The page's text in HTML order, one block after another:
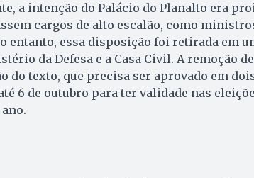
a intenção do Palácio do Planalto era
cargos de alto escalão, como
entanto, essa disposição foi retirada em
da Defesa e a Casa Civil. A remoção
do texto, que precisa ser aprovado em
6 de outubro para ter validade nas